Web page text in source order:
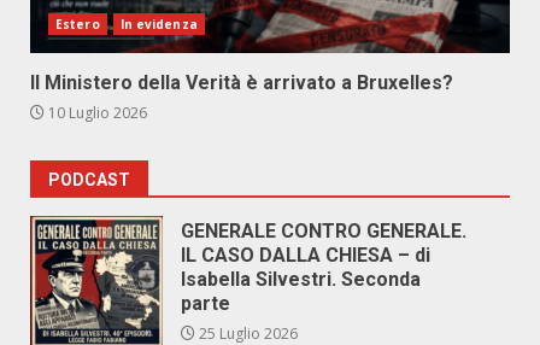
Estero In evidenza
Il Ministero della Verità è arrivato a Bruxelles?
10 Luglio 2026
PODCAST
GENERALE CONTRO GENERALE.
IL CASO DALLA CHIESA – di
Isabella Silvestri. Seconda
parte
25 Luglio 2026